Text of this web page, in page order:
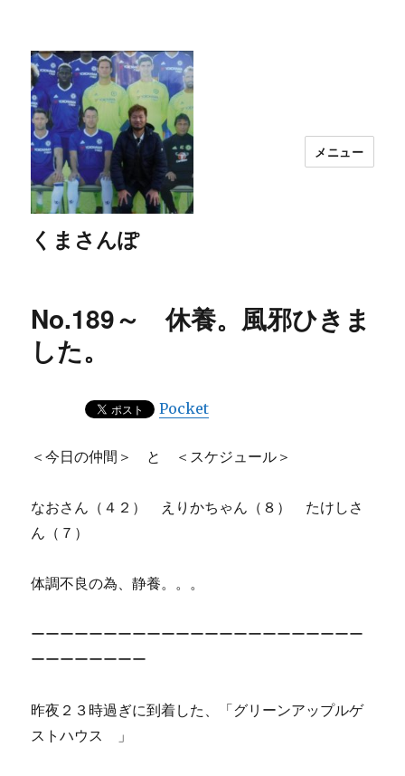
くまさんぽ
メニュー
No.189～ 休養。風邪ひきま
した。
Pocket
＜今日の仲間＞ と ＜スケジュール＞
なおさん（４２） えりかちゃん（８） たけしさ
ん（７）
体調不良の為、静養。。。
ーーーーーーーーーーーーーーーーーーーーーーー
ーーーーーーーー
昨夜２３時過ぎに到着した、「グリーンアップルゲ
ストハウス 」